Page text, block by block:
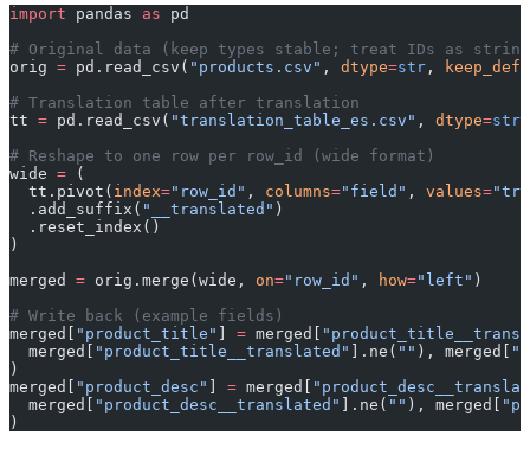
import pandas as pd
# Original data (keep types stable; treat IDs as
orig = pd.read_csv( "products.csv" , dtype=str ,
# Translation table after translation
tt = pd.read_csv( "translation_table_es.csv" , dtype=str
# Reshape to one row per row_id (wide format)
wide = (
  tt.pivot(
index="row_id" , columns="field" , values=
  .add_suffix(
"__translated" )
  .reset_index()
)
merged = orig.merge(wide, on="row_id" , how="left" )
# Write back (example fields)
merged[
"product_title" = merged[
  merged[
"product_title__translated" ].ne( "" ), merged[
)
merged[
"product_desc" = merged[
  merged[
"product_desc__translated" ].ne( "" ), merged[
)